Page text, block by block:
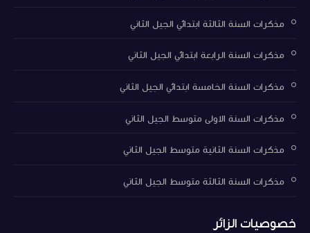
مذكرات السنة الثالثة ابتدائي الجيل الثاني
مذكرات السنة الرابعة ابتدائي الجيل الثاني
مذكرات السنة الخامسة ابتدائي الجيل الثاني
مذكرات السنة الاولى متوسط الجيل الثاني
مذكرات السنة الثانية متوسط الجيل الثاني
مذكرات السنة الثالثة متوسط الجيل الثاني
خصوصيات الزائر